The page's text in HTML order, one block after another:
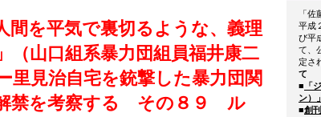
間を平気で裏切るような、義理
（山口組系暴力団組員福井康二
里見治自宅を銃撃した暴力団関
禁を考察する その８９ ル
「
平成
び平
て、
定さ
て
■ 「
ン）
■創